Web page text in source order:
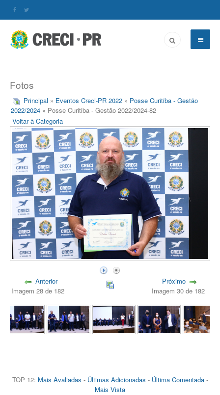
Fotos
Principal » Eventos Creci-PR 2022 » Posse Curitiba - Gestão
2022/2024 » Posse Curitiba - Gestão 2022/2024-82
Voltar à Categoria
Anterior
Imagem 28 de 182
Próximo
Imagem 30 de 182
TOP 12: Mais Avaliadas - Últimas Adicionadas - Última Comentada-
Mais Vista